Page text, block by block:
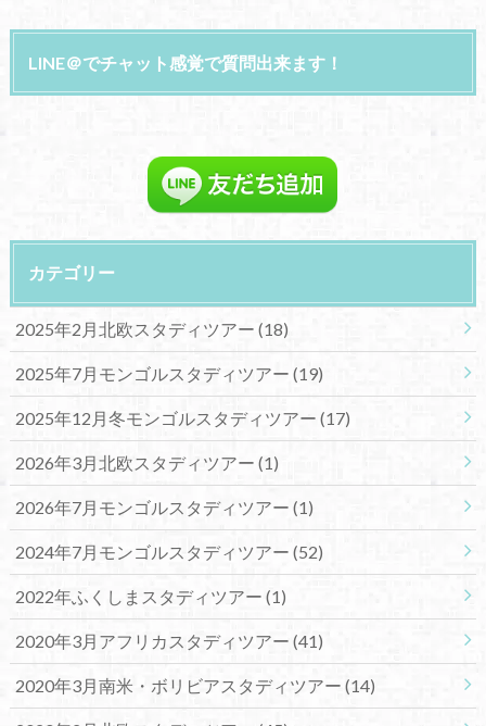
LINE＠でチャット感覚で質問出来ます！
カテゴリー
2025年2月北欧スタディツアー (18)
2025年7月モンゴルスタディツアー (19)
2025年12月冬モンゴルスタディツアー (17)
2026年3月北欧スタディツアー (1)
2026年7月モンゴルスタディツアー (1)
2024年7月モンゴルスタディツアー (52)
2022年ふくしまスタディツアー (1)
2020年3月アフリカスタディツアー (41)
2020年3月南米・ボリビアスタディツアー (14)